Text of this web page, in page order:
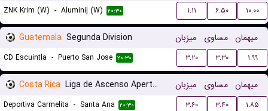
ZNK Krim (W) - Aluminij (W) ۲۰:۳۰ ۱.۱۱ ۶.۵۰ ۱۰.۰۰
Guatemala Segunda Division میزبان مساوی میهمان
CD Escuintla - Puerto San Jose ۲۰:۳۰ ۳.۲۰ ۳.۳۰ ۱.۹۹
Costa Rica Liga de Ascenso Apertura gr. B میزبان مساوی میهمان
Deportiva Carmelita - Santa Ana ۲۰:۳۰ ۳.۶۰ ۳.۴۰ ۱.۸۵